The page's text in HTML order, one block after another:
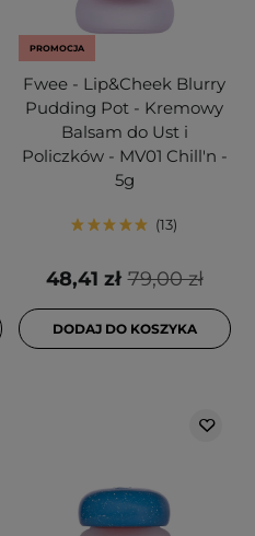
PROMOCJA
Fwee - Lip&Cheek Blurry
Pudding Pot - Kremowy
Balsam do Ust i
Policzków - MV01 Chill'n -
5g
13
79,00 zł
48,41 zł
DODAJ DO KOSZYKA